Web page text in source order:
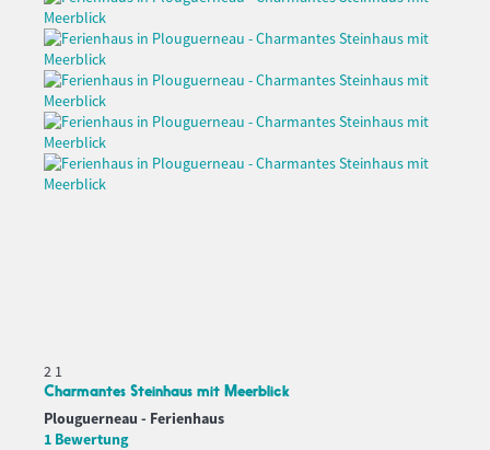
2 1
Charmantes Steinhaus mit Meerblick
Plouguerneau - Ferienhaus
1 Bewertung